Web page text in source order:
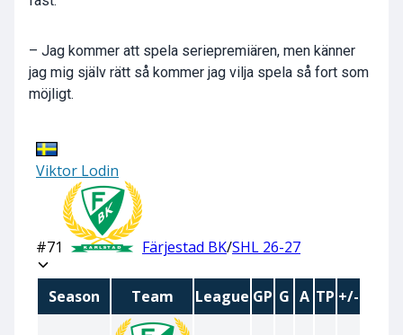
– Jag kommer att spela seriepremiären, men känner
jag mig själv rätt så kommer jag vilja spela så fort som
möjligt.